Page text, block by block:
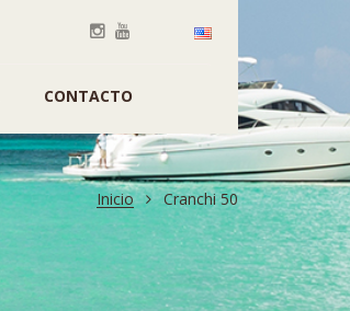
CONTACTO
Inicio Cranchi 50